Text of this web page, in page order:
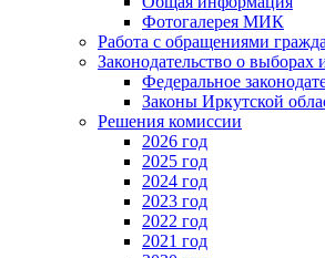
Фотогалерея МИК
Работа с обращениями
Законодательство о выборах
Федеральное
Законы Иркутской
Решения комиссии
2026 год
2025 год
2024 год
2023 год
2022 год
2021 год